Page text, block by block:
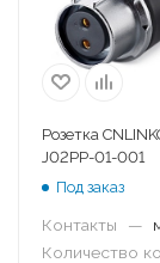
Розетка
J02PP-01-001
Под заказ
Контакты —
Количество